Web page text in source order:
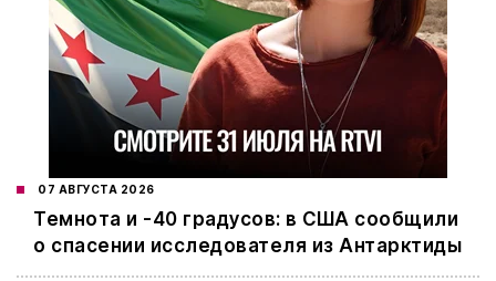
07 АВГУСТА 2026
Темнота и -40 градусов: в США сообщили
о спасении исследователя из Антарктиды